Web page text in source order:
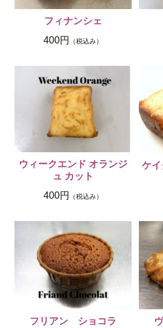
フィナンシェ
400円
（税込み）
ウィークエンド オランジ
ュ カット
400円
（税込み）
ケイ
フリアン ショコラ